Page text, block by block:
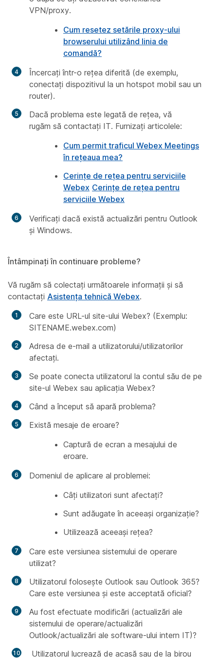
VPN/proxy.
Cum resetez setările proxy-ului
browserului utilizând linia de
comandă?
Încercați într-o rețea diferită (de exemplu,
conectați dispozitivul la un hotspot mobil sau un
router).
Dacă problema este legată de rețea, vă
rugăm să contactați IT. Furnizați articolele:
Cum permit traficul Webex Meetings
în rețeaua mea?
Cerințe de rețea pentru serviciile
Webex Cerințe de rețea pentru
serviciile Webex
Verificați dacă există actualizări pentru Outlook
și Windows.
Întâmpinați în continuare probleme?
Vă rugăm să colectați următoarele informații și să
contactați Asistența tehnică Webex.
Care este URL-ul site-ului Webex? (Exemplu:
SITENAME.webex.com)
Adresa de e-mail a utilizatorului/utilizatorilor
afectați.
Se poate conecta utilizatorul la contul său de pe
site-ul Webex sau aplicația Webex?
Când a început să apară problema?
Există mesaje de eroare?
Captură de ecran a mesajului de
eroare.
Domeniul de aplicare al problemei:
Câți utilizatori sunt afectați?
Sunt adăugate în aceeași organizație?
Utilizează aceeași rețea?
Care este versiunea sistemului de operare
utilizat?
Utilizatorul folosește Outlook sau Outlook 365?
Care este versiunea și este acceptată oficial?
Au fost efectuate modificări (actualizări ale
sistemului de operare/actualizări
Outlook/actualizări ale software-ului intern IT)?
Utilizatorul lucrează de acasă sau de la birou